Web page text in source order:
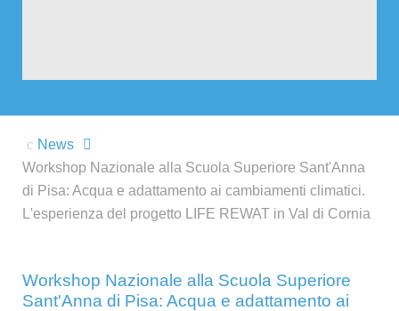
News
Workshop Nazionale alla Scuola Superiore Sant'Anna
di Pisa: Acqua e adattamento ai cambiamenti climatici.
L'esperienza del progetto LIFE REWAT in Val di Cornia
Workshop Nazionale alla Scuola Superiore
Sant'Anna di Pisa: Acqua e adattamento ai